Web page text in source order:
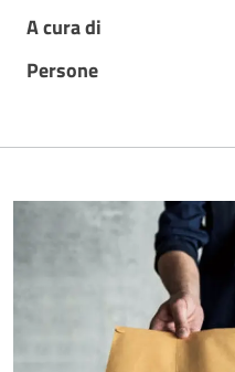
A cura di
Persone